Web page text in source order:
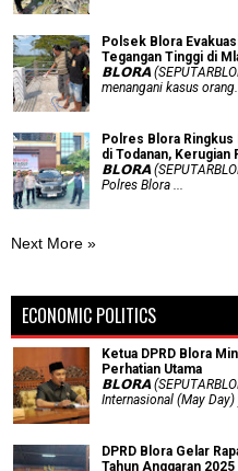
Polsek Blora
Tegangan Tinggi di
𝗕𝗟𝗢𝗥𝗔
menangani kasus
Polres Blora
di Todanan, Kerugian
𝗕𝗟𝗢𝗥𝗔
Polres Blora ...
Next More »
ECONOMIC POLITICS
Ketua DPRD Blora
Perhatian Utama
​𝗕𝗟𝗢𝗥𝗔
Internasional (May Day)
DPRD Blora Gelar
Tahun Anggaran 2025